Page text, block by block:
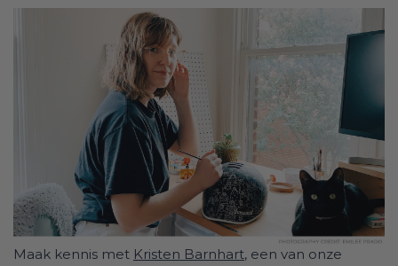
Maak kennis met Kristen Barnhart, een van onze